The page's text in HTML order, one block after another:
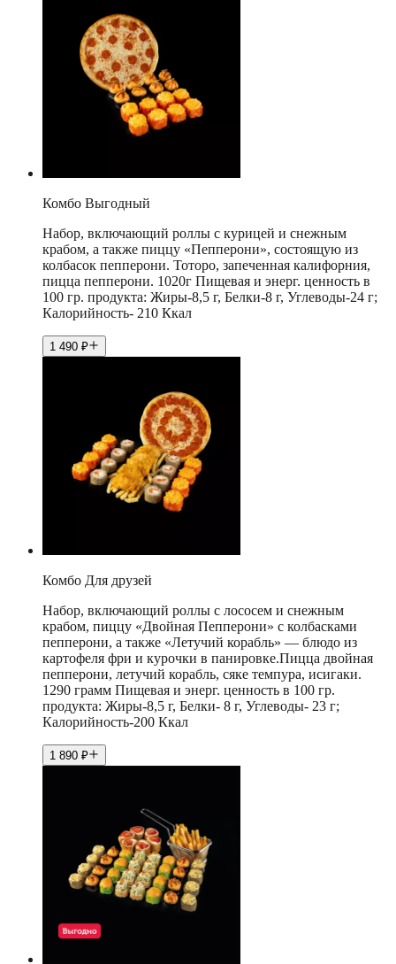
Комбо Выгодный
Набор, включающий роллы с курицей и снежным
крабом, а также пиццу «Пепперони», состоящую из
колбасок пепперони. Тоторо, запеченная калифорния,
пицца пепперони. 1020г Пищевая и энерг. ценность в
100 гр. продукта: Жиры-8,5 г, Белки-8 г, Углеводы-24 г;
Калорийность- 210 Ккал
1 490 ₽
Комбо Для друзей
Набор, включающий роллы с лососем и снежным
крабом, пиццу «Двойная Пепперони» с колбасками
пепперони, а также «Летучий корабль» — блюдо из
картофеля фри и курочки в панировке.Пицца двойная
пепперони, летучий корабль, сяке темпура, исигаки.
1290 грамм Пищевая и энерг. ценность в 100 гр.
продукта: Жиры-8,5 г, Белки- 8 г, Углеводы- 23 г;
Калорийность-200 Ккал
1 890 ₽